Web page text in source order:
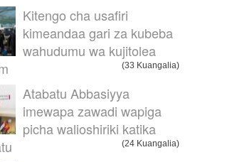
Kitengo cha usafiri
kimeandaa gari za kubeba
wahudumu wa kujitolea
(33 Kuangalia)
Atabatu Abbasiyya
imewapa zawadi wapiga
picha walioshiriki katika
(24 Kuangalia)